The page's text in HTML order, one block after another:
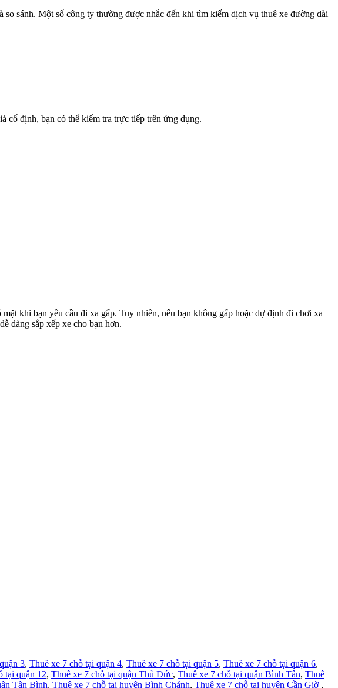
sánh. Một số công ty thường được nhắc đến khi tìm kiếm dịch vụ thuê xe đường dài
cố định, bạn có thể kiểm tra trực tiếp trên ứng dụng.
khi bạn yêu cầu đi xa gấp. Tuy nhiên, nếu bạn không gấp hoặc dự định đi chơi xa
dàng sắp xếp xe cho bạn hơn.
3, Thuê xe 7 chỗ tại quận 4, Thuê xe 7 chỗ tại quận 5, Thuê xe 7 chỗ tại quận 6,
tại quận 12, Thuê xe 7 chỗ tại quận Thủ Đức, Thuê xe 7 chỗ tại quận Bình Tân, Thuê
Tân Bình, Thuê xe 7 chỗ tại huyện Bình Chánh, Thuê xe 7 chỗ tại huyện Cần Giờ ,